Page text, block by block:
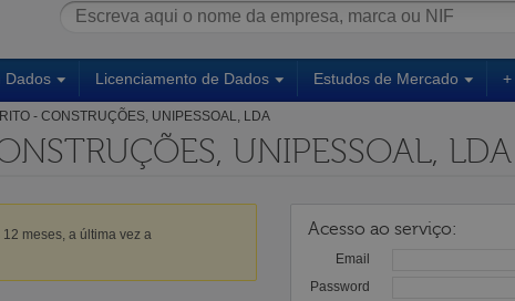
Dados Licenciamento de Dados Estudos de Mercado +
- CONSTRUÇÕES, UNIPESSOAL, LDA
UNIPESSOAL, LDA
meses, a última vez a
Acesso ao serviço:
Email
Password